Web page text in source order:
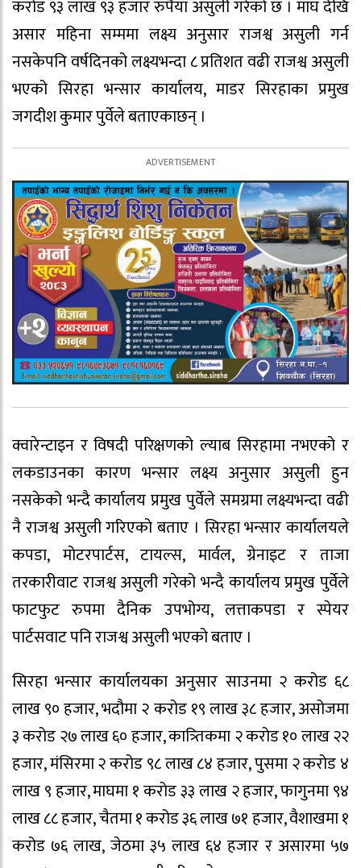
करोड ९३ लाख ९३ हजार रुपैयाँ असुली गरेको छ । माघ देखि
असार महिना सम्ममा लक्ष्य अनुसार राजश्व असुली गर्न
नसकेपनि वर्षदिनको लक्ष्यभन्दा ८ प्रतिशत वढी राजश्व असुली
भएको सिरहा भन्सार कार्यालय, माडर सिरहाका प्रमुख
जगदीश कुमार पुर्वेले बताएकाछन् ।
क्वारेन्टाइन र विषदी परिक्षणको ल्याब सिरहामा नभएको र
लकडाउनका कारण भन्सार लक्ष्य अनुसार असुली हुन
नसकेको भन्दै कार्यालय प्रमुख पुर्वेले समग्रमा लक्ष्यभन्दा वढी
नै राजश्व असुली गरिएको बताए । सिरहा भन्सार कार्यालयले
कपडा, मोटरपार्टस, टायल्स, मार्वल, ग्रेनाइट र ताजा
तरकारीवाट राजश्व असुली गरेको भन्दै कार्यालय प्रमुख पुर्वेले
फाटफुट रुपमा दैनिक उपभोग्य, लत्ताकपडा र स्पेयर
पार्टसवाट पनि राजश्व असुली भएको बताए ।
सिरहा भन्सार कार्यालयका अनुसार साउनमा २ करोड ६८
लाख ९० हजार, भदौमा २ करोड १९ लाख ३८ हजार, असोजमा
३ करोड २७ लाख ६० हजार, कात्र्तिकमा २ करोड १० लाख २२
हजार, मंसिरमा २ करोड ९८ लाख ८४ हजार, पुसमा २ करोड ४
लाख ९ हजार, माघमा १ करोड ३३ लाख २ हजार, फागुनमा ९४
लाख ८८ हजार, चैतमा १ करोड ३६ लाख ७१ हजार, वैशाखमा १
करोड ७६ लाख, जेठमा ३५ लाख ६४ हजार र असारमा ५७